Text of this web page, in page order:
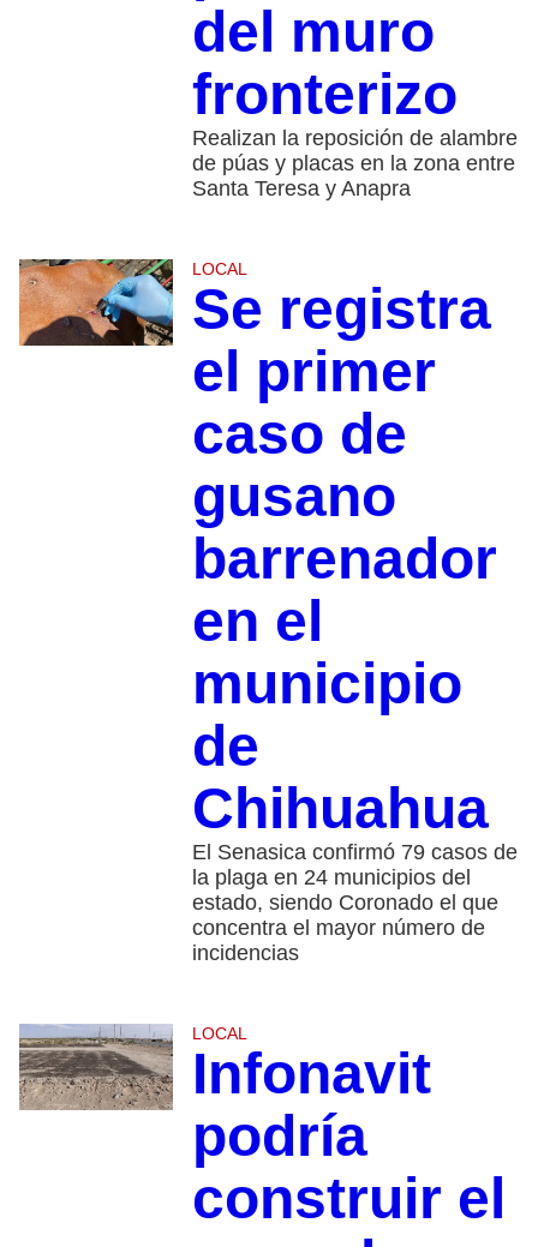
del muro
fronterizo
Realizan la reposición de alambre
de púas y placas en la zona entre
Santa Teresa y Anapra
LOCAL
Se registra
el primer
caso de
gusano
barrenador
en el
municipio
de
Chihuahua
El Senasica confirmó 79 casos de
la plaga en 24 municipios del
estado, siendo Coronado el que
concentra el mayor número de
incidencias
LOCAL
Infonavit
podría
construir el